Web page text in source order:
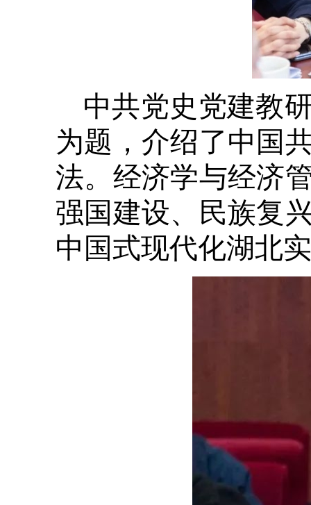
中共党史党建教
为题，介绍了中国
法。经济学与经济
强国建设、民族复
中国式现代化湖北